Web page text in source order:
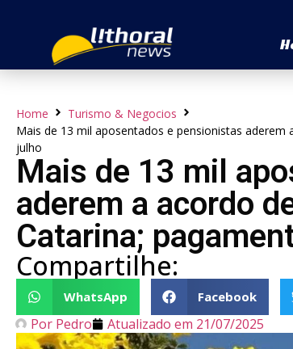
Home
Turismo & Negocios
Mais de 13 mil aposentados e pensionistas
julho
Mais de 13 mil
aderem a acordo
Catarina;
Compartilhe:
WhatsApp Facebook
Por Pedro Atualizado em 21/07/2025